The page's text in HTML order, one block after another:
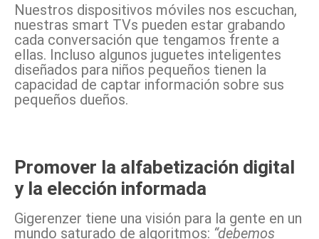
Nuestros dispositivos móviles nos escuchan,
nuestras smart TVs pueden estar grabando
cada conversación que tengamos frente a
ellas. Incluso algunos juguetes inteligentes
diseñados para niños pequeños tienen la
capacidad de captar información sobre sus
pequeños dueños.
Promover la alfabetización digital
y la elección informada
Gigerenzer tiene una visión para la gente en un
mundo saturado de algoritmos: “debemos